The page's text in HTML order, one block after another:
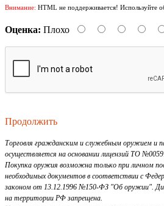
Внимание: HTML не поддерживается! Используйте
Оценка: Плохо
Продолжить
Торговля гражданским и служебным оружием и
осуществляется на основании лицензий ТО
Покупка оружия возможна только при личном
необходимых документов в соответствии с
законом от 13.12.1996 №150-ФЗ "Об оружии".
на территории РФ запрещена.